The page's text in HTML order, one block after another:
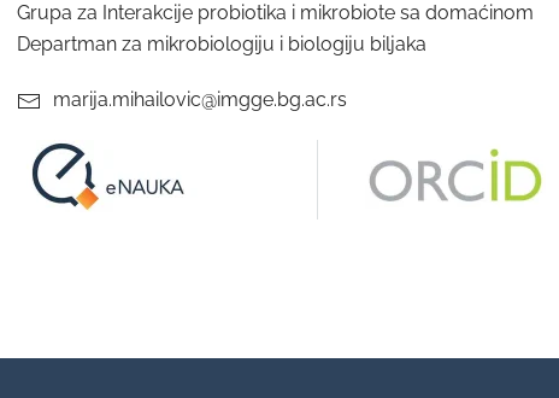
Grupa za Interakcije probiotika i mikrobiote sa domaćinom
Departman za mikrobiologiju i biologiju biljaka
marija.mihailovic@imgge.bg.ac.rs